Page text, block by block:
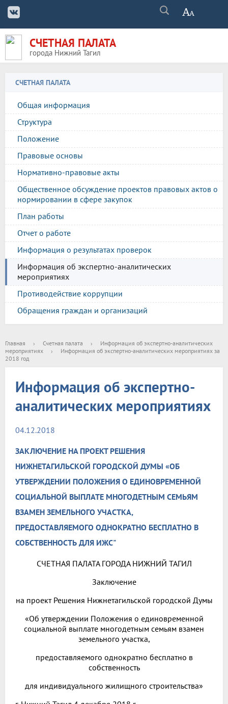
СЧЕТНАЯ ПАЛАТА
города Нижний Тагил
СЧЕТНАЯ ПАЛАТА
Общая информация
Структура
Положение
Правовые основы
Нормативно-правовые акты
Общественное обсуждение проектов правовых актов о
нормировании в сфере закупок
План работы
Отчет о работе
Информация о результатах проверок
Информация об экспертно-аналитических
мероприятиях
Противодействие коррупции
Обращения граждан и организаций
Главная › Счетная палата ›
Информация об экспертно-аналитических
мероприятиях
›
Информация об экспертно-аналитических мероприятиях за
2018 год
Информация об экспертно-
аналитических мероприятиях
04.12.2018
ЗАКЛЮЧЕНИЕ НА ПРОЕКТ РЕШЕНИЯ
НИЖНЕТАГИЛЬСКОЙ ГОРОДСКОЙ ДУМЫ «ОБ
УТВЕРЖДЕНИИ ПОЛОЖЕНИЯ О ЕДИНОВРЕМЕННОЙ
СОЦИАЛЬНОЙ ВЫПЛАТЕ МНОГОДЕТНЫМ СЕМЬЯМ
ВЗАМЕН ЗЕМЕЛЬНОГО УЧАСТКА,
ПРЕДОСТАВЛЯЕМОГО ОДНОКРАТНО БЕСПЛАТНО В
СОБСТВЕННОСТЬ ДЛЯ ИЖС"
СЧЕТНАЯ ПАЛАТА ГОРОДА НИЖНИЙ ТАГИЛ
Заключение
на проект Решения Нижнетагильской городской Думы
«Об утверждении Положения о единовременной
социальной выплате многодетным семьям взамен
земельного участка,
предоставляемого однократно бесплатно в
собственность
для индивидуального жилищного строительства»